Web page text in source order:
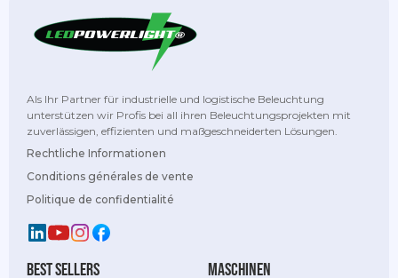
Als Ihr Partner für industrielle und logistische Beleuchtung
unterstützen wir Profis bei all ihren Beleuchtungsprojekten mit
zuverlässigen, effizienten und maßgeschneiderten Lösungen.
Rechtliche Informationen
Conditions générales de vente
Politique de confidentialité
best sellers Maschinen